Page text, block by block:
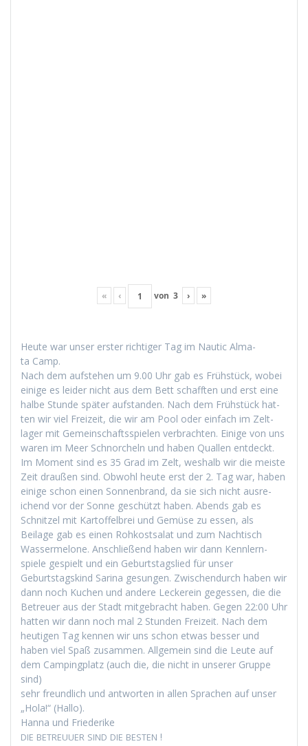
« ‹ von 3 › »
Heute war unser erster richtiger Tag im Nau­tic Alma­
ta Camp.
Nach dem auf­ste­hen um 9.00 Uhr gab es Früh­stück, wobei
einige es lei­der nicht aus dem Bett schafften und erst eine
halbe Stunde später auf­s­tanden. Nach dem Früh­stück hat­
ten wir viel Freizeit, die wir am Pool oder ein­fach im Zelt­
lager mit Gemein­schaftsspie­len ver­bracht­en. Einige von uns
waren im Meer Schnorcheln und haben Quallen ent­deckt.
Im Moment sind es 35 Grad im Zelt, weshalb wir die meiste
Zeit draußen sind. Obwohl heute erst der 2. Tag war, haben
einige schon einen Son­nen­brand, da sie sich nicht aus­re­
ichend vor der Sonne geschützt haben. Abends gab es
Schnitzel mit Kartof­fel­brei und Gemüse zu essen, als
Beilage gab es einen Rohkost­salat und zum Nachtisch
Wasser­mel­one. Anschließend haben wir dann Kennlern­
spiele gespielt und ein Geburt­stagslied für unser
Geburt­stagskind Sari­na gesun­gen. Zwis­chen­durch haben wir
dann noch Kuchen und andere Leck­ere­in gegessen, die die
Betreuer aus der Stadt mit­ge­bracht haben. Gegen 22:00 Uhr
hat­ten wir dann noch mal 2 Stun­den Freizeit. Nach dem
heuti­gen Tag ken­nen wir uns schon etwas bess­er und
haben viel Spaß zusam­men. All­ge­mein sind die Leute auf
dem Camp­ing­platz (auch die, die nicht in unser­er Gruppe
sind)
sehr fre­undlich und antworten in allen Sprachen auf unser
„Hola!“ (Hal­lo).
Han­na und Friederike
DIE BETREUUER SIND DIE BESTEN !